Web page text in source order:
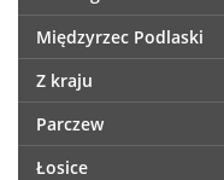
Międzyrzec Podlaski
Z kraju
Parczew
Łosice